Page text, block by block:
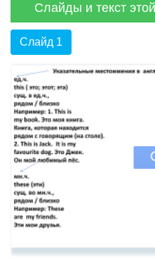
Слайды и текст
Слайд 1